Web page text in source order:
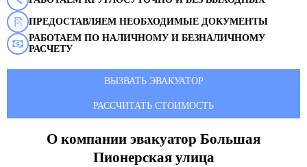
ПРЕДОСТАВЛЯЕМ НЕОБХОДИМЫЕ ДОКУМЕНТЫ
РАБОТАЕМ ПО НАЛИЧНОМУ И БЕЗНАЛИЧНОМУ
РАСЧЕТУ
ВЫЗВАТЬ ЭВАКУАТОР
РАССЧИТАТЬ СТОИМОСТЬ
О компании эвакуатор Большая
Пионерская улица